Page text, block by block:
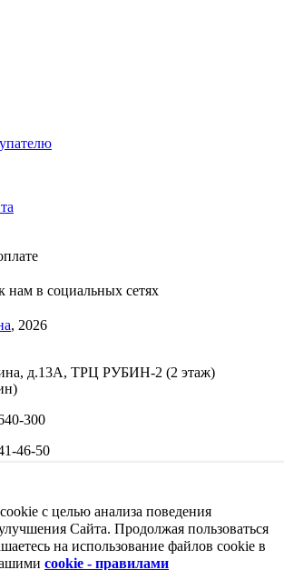
нам в социальных сетях
, 2026
д.13А, ТРЦ РУБИН-2 (2 этаж)
300
46-50
на то, что вся информация
интернет-сайте носит исключительно
и ни при каких условиях не
офертой, определяемой положениями
с целью анализа поведения
Сайта. Продолжая пользоваться
на использование файлов cookie в
cookie - правилами